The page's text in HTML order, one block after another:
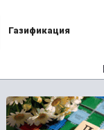
Газификация